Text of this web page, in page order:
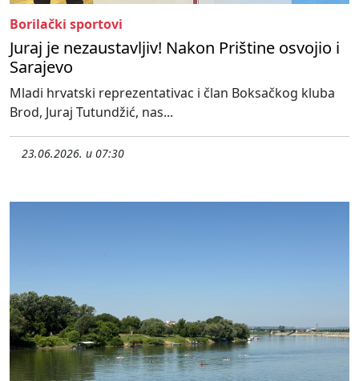
Borilački sportovi
Juraj je nezaustavljiv! Nakon Prištine osvojio i
Sarajevo
Mladi hrvatski reprezentativac i član Boksačkog kluba
Brod, Juraj Tutundžić, nas...
23.06.2026. u 07:30